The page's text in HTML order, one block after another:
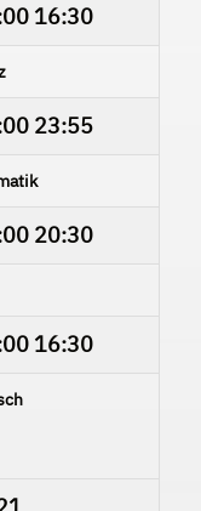
16:30
23:55
20:30
16:30